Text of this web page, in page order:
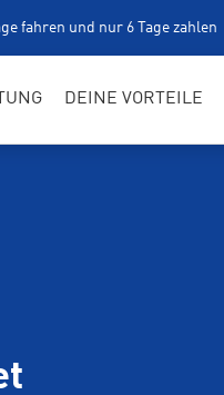
fahren und nur 6 Tage zahlen
DEINE VORTEILE